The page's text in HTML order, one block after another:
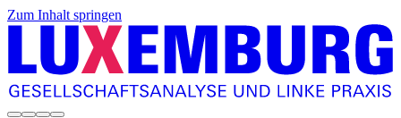
Zum Inhalt springen